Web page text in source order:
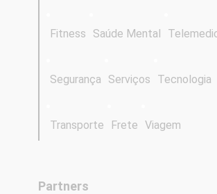
Fitness Saúde Mental
Segurança Serviços Tecnologia
Transporte Frete Viagem
Partners